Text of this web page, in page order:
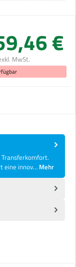
€
MwSt.
eine innov… Mehr